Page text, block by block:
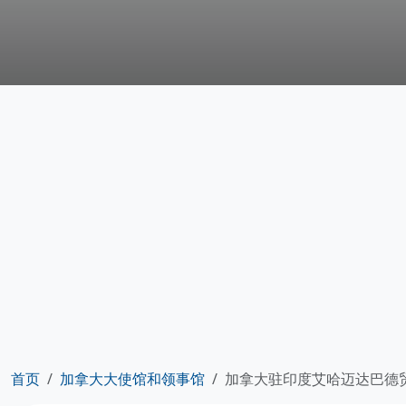
首页 加拿大大使馆和领事馆 加拿大驻印度艾哈迈达巴德